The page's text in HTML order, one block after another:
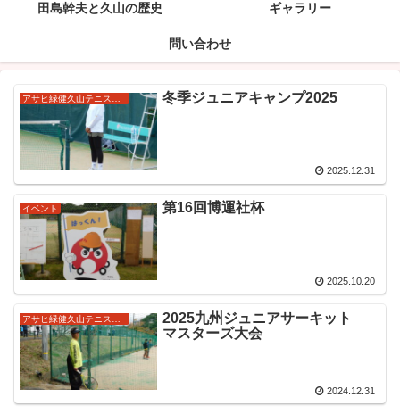
田島幹夫と久山の歴史 ギャラリー
問い合わせ
アサヒ緑健久山テニス俱楽部強化ジュニア 冬季ジュニアキャンプ2025
2025.12.31
イベント 第16回博運社杯
2025.10.20
2025九州ジュニアサーキット
マスターズ大会
2024.12.31